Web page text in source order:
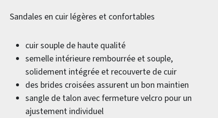
Sandales en cuir légères et confortables
cuir souple de haute qualité
semelle intérieure rembourrée et souple,
solidement intégrée et recouverte de cuir
des brides croisées assurent un bon maintien
sangle de talon avec fermeture velcro pour un
ajustement individuel